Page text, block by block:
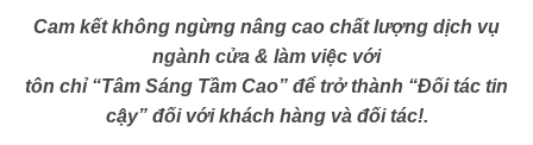
Cam kết không ngừng nâng cao chất lượng dịch vụ
ngành cửa & làm việc với
tôn chỉ “Tâm Sáng Tầm Cao” để trở thành “Đối tác tin
cậy” đối với khách hàng và đối tác!.